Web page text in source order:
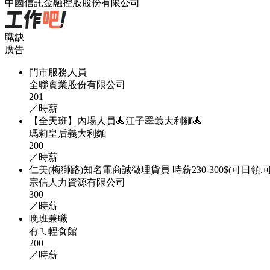
中國信託金融控股股份有限公司
職缺
廣告
門市服務人員
全聯實業股份有限公司
201
／時薪
【全天班】內場人員🍝江子翠義大利麵🍝
瑪莉皇后義大利麵
200
／時薪
仁美(梅獅路)知名電商誠徵理貨員 時薪230-300$(可日領.
宗信人力資源有限公司
300
／時薪
晚班兼職
有ㄟ輕食館
200
／時薪